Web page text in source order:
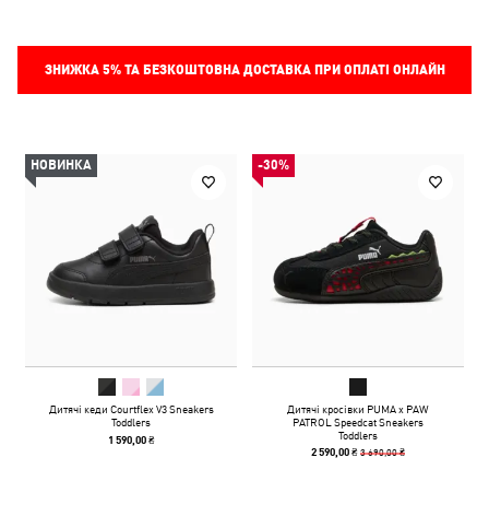
ЗНИЖКА 5%ТА БЕЗКОШТОВНА ДОСТАВКА ПРИ ОПЛАТІ ОНЛАЙН
НОВИНКА
Дитячі кеди Courtflex V3 Sneakers
Toddlers
1 590,00 ₴
-30%
Дитячі кросівки PUMA x PAW
PATROL Speedcat Sneakers
Toddlers
2 590,00 ₴3 690,00 ₴